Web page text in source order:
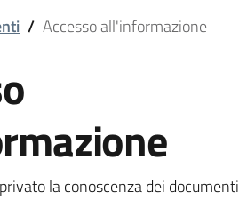
/ Accesso all'informazione
la conoscenza dei documenti